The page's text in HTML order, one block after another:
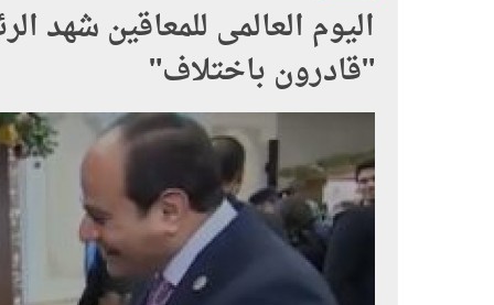
اليوم العالمى للمعاقين شهد
"قادرون باختلاف"